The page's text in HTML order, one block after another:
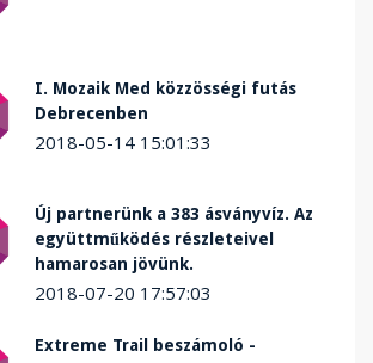
I. Mozaik Med közzösségi futás
Debrecenben
2018-05-14 15:01:33
Új partnerünk a 383 ásványvíz. Az
együttműködés részleteivel
hamarosan jövünk.
2018-07-20 17:57:03
Extreme Trail beszámoló -